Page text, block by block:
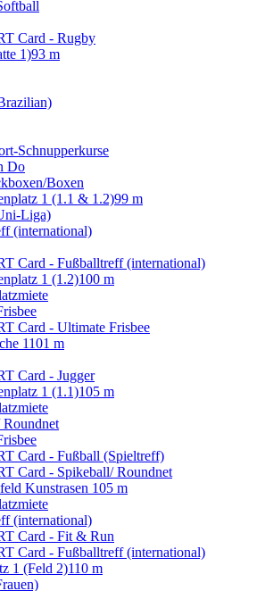
Card - Rugby
1)93 m
Schnupperkurse
Do
Boxen
1 (1.1 & 1.2)99 m
Liga)
(international)
Card - Fußballtreff (international)
1 (1.2)100 m
Card - Ultimate Frisbee
1101 m
Card - Jugger
1 (1.1)105 m
Roundnet
Card - Fußball (Spieltreff)
Card - Spikeball/ Roundnet
Kunstrasen 105 m
(international)
Card - Fit & Run
Card - Fußballtreff (international)
1 (Feld 2)110 m